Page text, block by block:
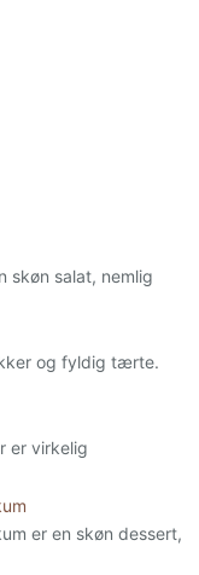
skøn salat, nemlig
og fyldig tærte.
er virkelig
er en skøn dessert,